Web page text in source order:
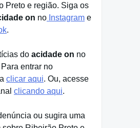
Preto e região. Siga os
on no Instagram e
.
do acidade on no
entrar no
clicar aqui. Ou, acesse
clicando aqui.
ou sugira uma